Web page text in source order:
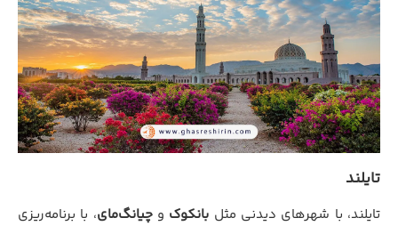
تایلند
تایلند، با شهرهای دیدنی مثل بانکوک وچیانگ‌مای، با برنامه‌ریزی